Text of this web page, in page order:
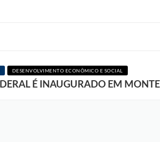
DESENVOLVIMENTO ECONÔMICO E SOCIAL
É INAUGURADO EM